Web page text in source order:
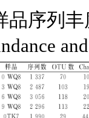
品序列